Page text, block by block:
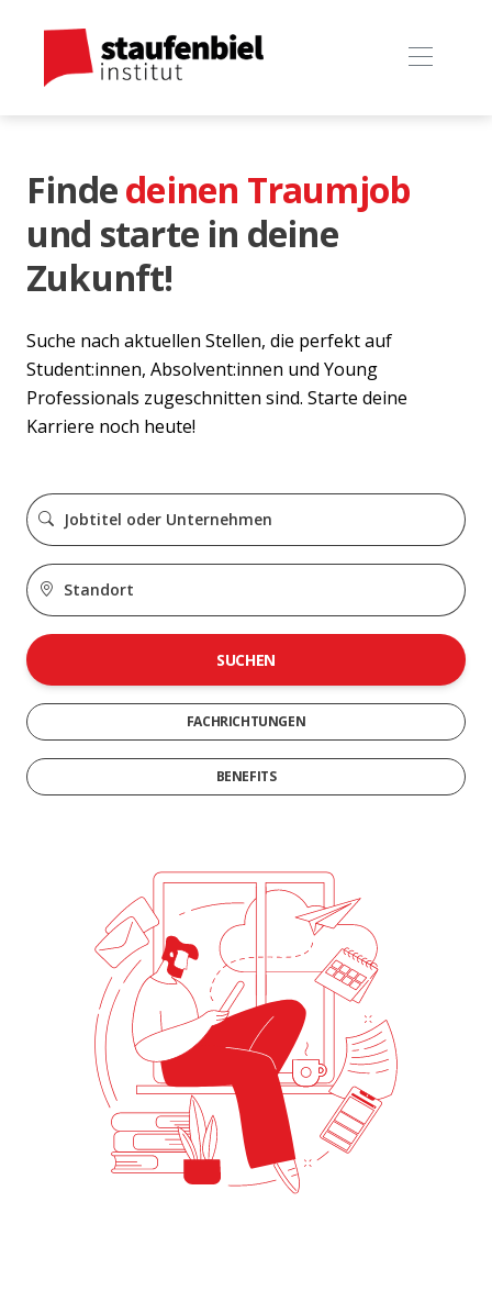
Findedeinen Traumjob
und starte in deine
Zukunft!
Suche nach aktuellen Stellen, die perfekt auf
Student:innen, Absolvent:innen und Young
Professionals zugeschnitten sind. Starte deine
Karriere noch heute!
SUCHEN
FACHRICHTUNGEN
BENEFITS